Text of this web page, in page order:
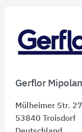
Gerflor
Mülheimer Str.
53840
Troisdorf